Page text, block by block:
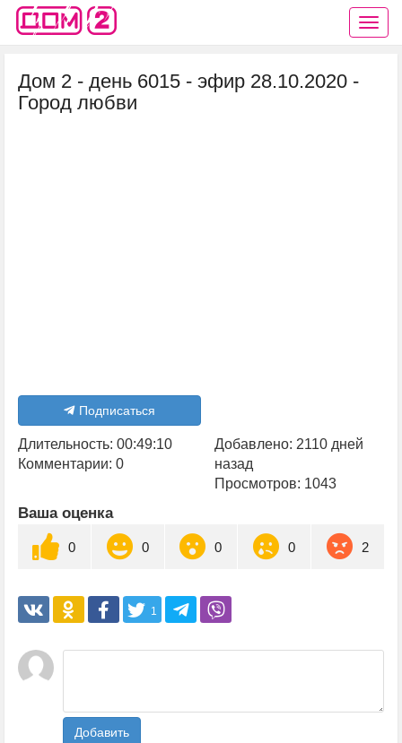
Дом 2 - день 6015 - эфир 28.10.2020 -
Город любви
Подписаться
Длительность: 00:49:10
Комментарии: 0
Добавлено: 2110 дней
назад
Просмотров: 1043
Ваша оценка
0 0 0 0 2
1
Добавить